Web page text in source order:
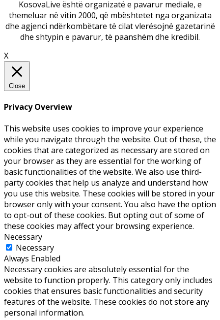
KosovaLive është organizatë e pavarur mediale, e
themeluar në vitin 2000, që mbështetet nga organizata
dhe agjenci ndërkombëtare të cilat vlerësojnë gazetarinë
dhe shtypin e pavarur, të paanshëm dhe kredibil.
X
Close
Privacy Overview
This website uses cookies to improve your experience
while you navigate through the website. Out of these, the
cookies that are categorized as necessary are stored on
your browser as they are essential for the working of
basic functionalities of the website. We also use third-
party cookies that help us analyze and understand how
you use this website. These cookies will be stored in your
browser only with your consent. You also have the option
to opt-out of these cookies. But opting out of some of
these cookies may affect your browsing experience.
Necessary
Necessary
Always Enabled
Necessary cookies are absolutely essential for the
website to function properly. This category only includes
cookies that ensures basic functionalities and security
features of the website. These cookies do not store any
personal information.